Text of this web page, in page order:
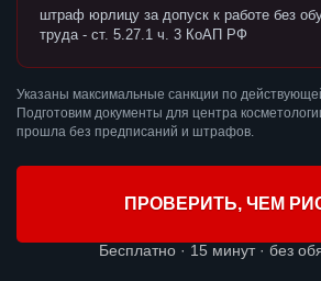
штраф юрлицу за допуск к работе без
труда - ст. 5.27.1 ч. 3 КоАП РФ
Указаны максимальные санкции по
Подготовим документы для центра
прошла без предписаний и штрафов.
ПРОВЕРИТЬ, ЧЕМ
Бесплатно · 15 минут · без